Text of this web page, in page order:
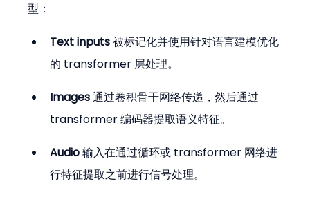
型：
Text inputs 被标记化并使用针对语言建模优化
的 transformer 层处理。
Images 通过卷积骨干网络传递，然后通过
transformer 编码器提取语义特征。
Audio 输入在通过循环或 transformer 网络进
行特征提取之前进行信号处理。